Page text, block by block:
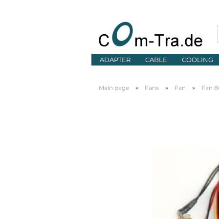
ADAPTER CABLE COOLING
Main page » Fans » Fan » Fan